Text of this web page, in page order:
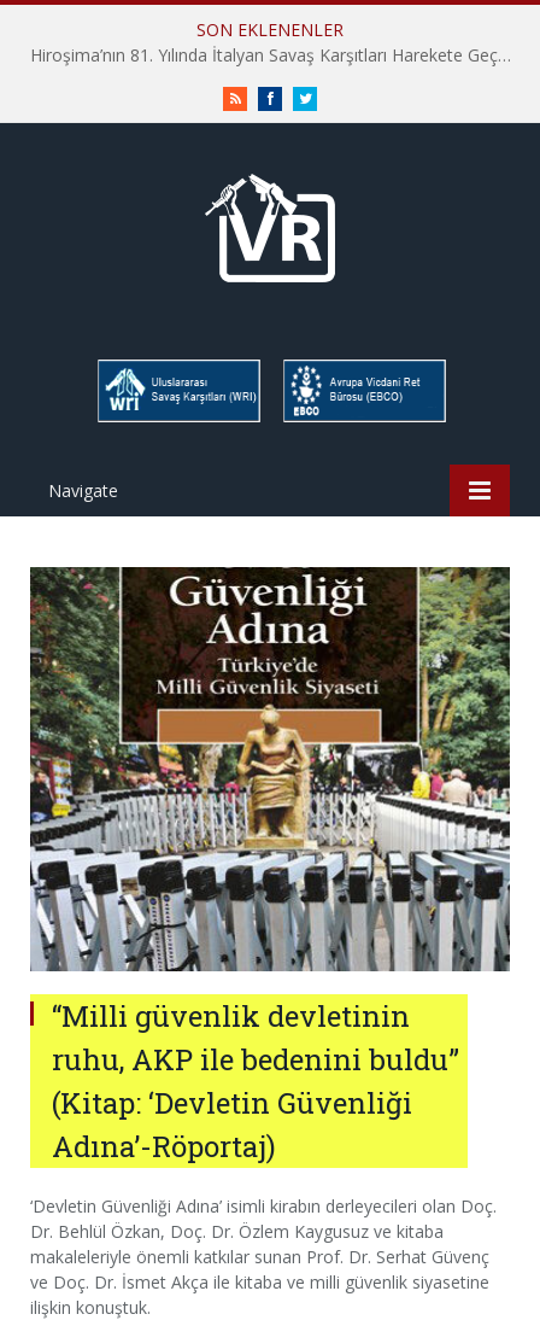
SON EKLENENLER
İHD İstanbul Şube Vicdani Ret Komisyonu: Vicdani Retçiler Olarak Destek İçin Buradayız!
RSS FacebookTwitter
Navigate
“Milli güvenlik devletinin
ruhu, AKP ile bedenini buldu”
(Kitap: ‘Devletin Güvenliği
Adına’-Röportaj)
‘Devletin Güvenliği Adına’ isimli kirabın derleyecileri olan Doç.
Dr. Behlül Özkan, Doç. Dr. Özlem Kaygusuz ve kitaba
makaleleriyle önemli katkılar sunan Prof. Dr. Serhat Güvenç
ve Doç. Dr. İsmet Akça ile kitaba ve milli güvenlik siyasetine
ilişkin konuştuk.